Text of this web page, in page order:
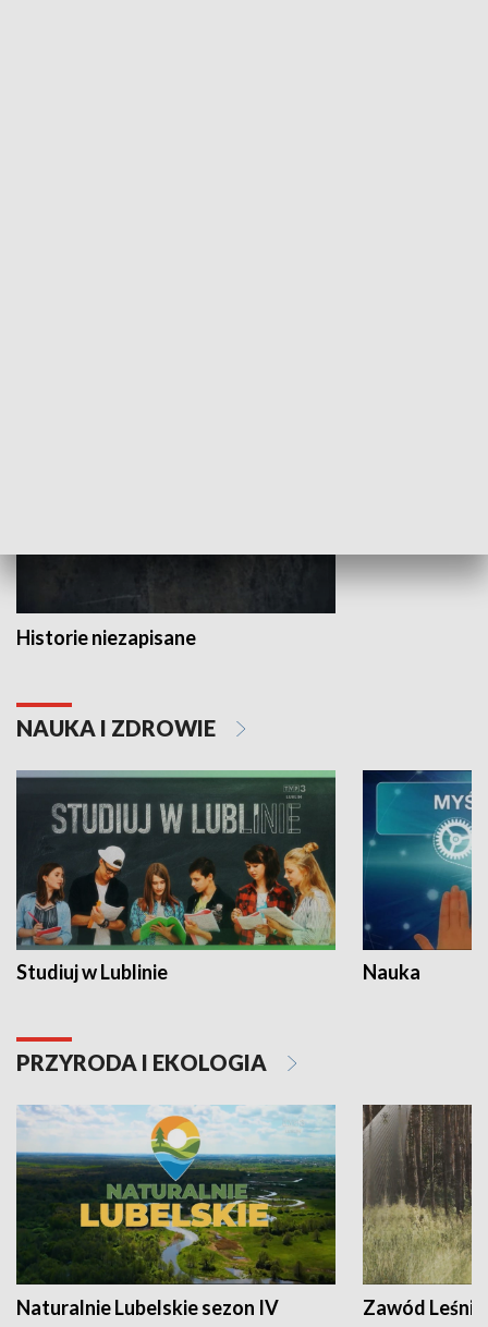
Historie niezapisane
NAUKA I ZDROWIE
Studiuj w Lublinie Nauka
PRZYRODA I EKOLOGIA
Naturalnie Lubelskie sezon IV Zawód Leśnik